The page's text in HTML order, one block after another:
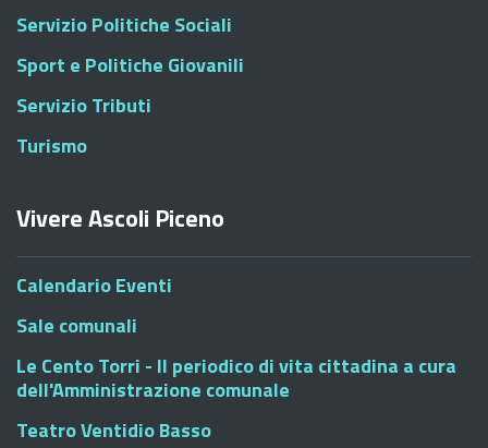
Servizio Politiche Sociali
Sport e Politiche Giovanili
Servizio Tributi
Turismo
Vivere Ascoli Piceno
Calendario Eventi
Sale comunali
Le Cento Torri - Il periodico di vita cittadina a cura
dell'Amministrazione comunale
Teatro Ventidio Basso